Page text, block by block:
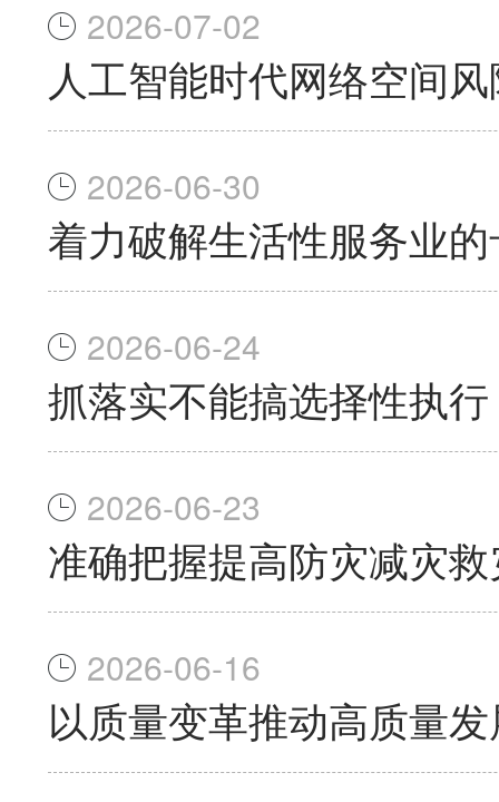
2026-07-02
人工智能时代网络空间
2026-06-30
着力破解生活性服务业
2026-06-24
抓落实不能搞选择性执行
2026-06-23
准确把握提高防灾减灾
2026-06-16
以质量变革推动高质量